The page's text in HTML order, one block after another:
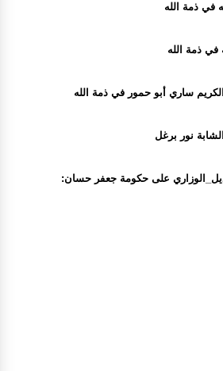
في ذمة الله
في ذمة الله
ساري أبو حمور في ذمة الله
نور برغل
على حكومة جعفر حسان: